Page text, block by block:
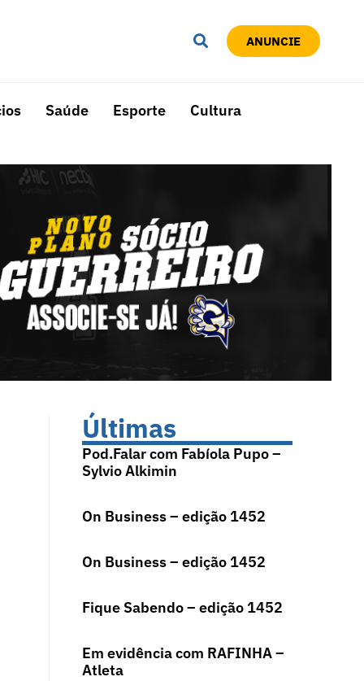
ANUNCIE
Saúde Esporte Cultura
Últimas
Pod.Falar com Fabíola Pupo –
Sylvio Alkimin
On Business – edição 1452
On Business – edição 1452
Fique Sabendo – edição 1452
Em evidência com RAFINHA –
Atleta